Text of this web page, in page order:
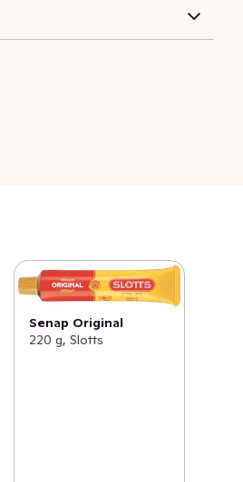
Senap Original
220 g, Slotts